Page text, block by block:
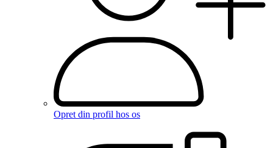
Opret din profil hos os